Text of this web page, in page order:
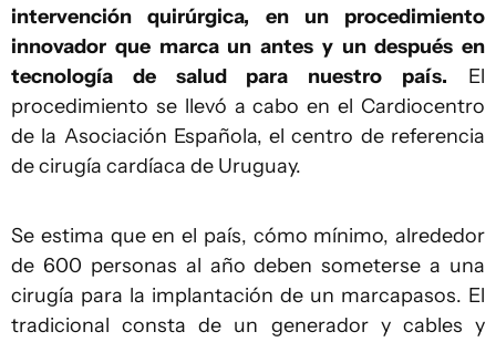
intervención quirúrgica, en un procedimiento
innovador que marca un antes y un después en
tecnología de salud para nuestro país. El
procedimiento se llevó a cabo en el Cardiocentro
de la Asociación Española, el centro de referencia
de cirugía cardíaca de Uruguay.
Se estima que en el país, cómo mínimo, alrededor
de 600 personas al año deben someterse a una
cirugía para la implantación de un marcapasos. El
tradicional consta de un generador y cables y